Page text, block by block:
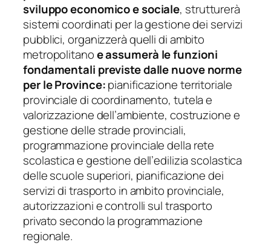
sviluppo economico e sociale, strutturerà
sistemi coordinati per la gestione dei servizi
pubblici, organizzerà quelli di ambito
metropolitanoe assumerà le funzioni
fondamentali previste dalle nuove norme
per le Province:pianificazione territoriale
provinciale di coordinamento, tutela e
valorizzazione dell’ambiente, costruzione e
gestione delle strade provinciali,
programmazione provinciale della rete
scolastica e gestione dell’edilizia scolastica
delle scuole superiori, pianificazione dei
servizi di trasporto in ambito provinciale,
autorizzazioni e controlli sul trasporto
privato secondo la programmazione
regionale.